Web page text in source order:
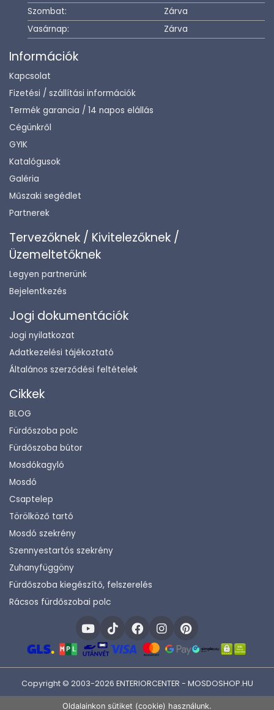
Szombat:
Zárva
Vasárnap:
Zárva
Információk
Kapcsolat
Fizetési / szállítási információk
Termék garancia / 14 napos elállás
Cégünkről
GYIK
Katalógusok
Galéria
Műszaki segédlet
Partnerek
Tervezőknek / Kivitelezőknek /
Üzemeltetőknek
Legyen partnerünk
Bejelentkezés
Jogi dokumentációk
Jogi nyilatkozat
Adatkezelési tájékoztató
Általános szerződési feltételek
Cikkek
BLOG
Fürdőszoba polc
Fürdőszoba bútor
Mosdókagyló
Mosdó
Csaptelep
Törölköző tartó
Mosdó szekrény
Szennyestartós szekrény
Zuhanyfüggöny
Fürdőszoba kiegészítő, felszerelés
Rácsos fürdőszobai polc
Copyright © 2003-2026 ENTERIORCENTER - MOSDOSHOP.HU
Oldalainkon sütiket (cookie) használunk.